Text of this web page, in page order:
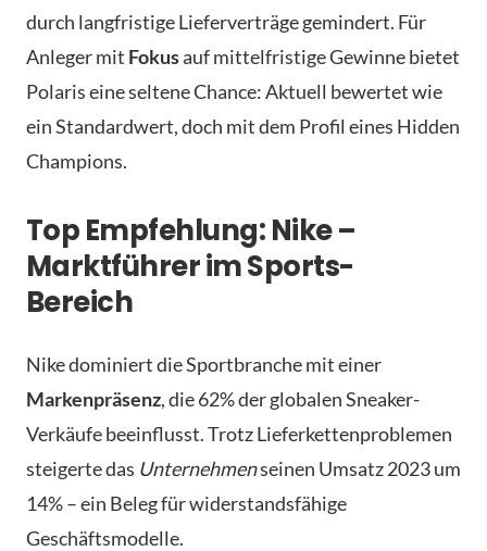
durch langfristige Lieferverträge gemindert. Für
Anleger mit Fokusauf mittelfristige Gewinne bietet
Polaris eine seltene Chance: Aktuell bewertet wie
ein Standardwert, doch mit dem Profil eines Hidden
Champions.
Top Empfehlung: Nike –
Marktführer im Sports-
Bereich
Nike dominiert die Sportbranche mit einer
Markenpräsenz, die 62% der globalen Sneaker-
Verkäufe beeinflusst. Trotz Lieferkettenproblemen
steigerte das Unternehmenseinen Umsatz 2023 um
14% – ein Beleg für widerstandsfähige
Geschäftsmodelle.